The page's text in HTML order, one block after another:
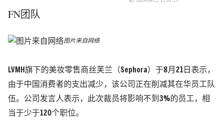
FN团队
图片来自网络
LVMH旗下的美妆零售商丝芙兰（Sephora）于8月21日表示，
由于中国消费者的支出减少，该公司正在削减其在华员工队
伍。 公司发言人表示，此次裁员将影响不到3%的员工，相
当于少于120个职位。